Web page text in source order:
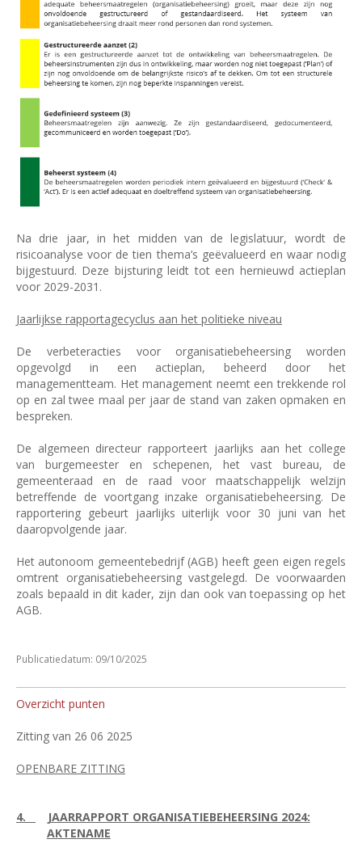
Na drie jaar, in het midden van de legislatuur, wordt de
risicoanalyse voor de tien thema’s geëvalueerd en waar nodig
bijgestuurd. Deze bijsturing leidt tot een hernieuwd actieplan
voor 2029-2031.
Jaarlijkse rapportagecyclus aan het politieke niveau
De verbeteracties voor organisatiebeheersing worden
opgevolgd in een actieplan, beheerd door het
managementteam. Het management neemt een trekkende rol
op en zal twee maal per jaar de stand van zaken opmaken en
bespreken.
De algemeen directeur rapporteert jaarlijks aan het college
van burgemeester en schepenen, het vast bureau, de
gemeenteraad en de raad voor maatschappelijk welzijn
betreffende de voortgang inzake organisatiebeheersing. De
rapportering gebeurt jaarlijks uiterlijk voor 30 juni van het
daaropvolgende jaar.
Het autonoom gemeentebedrijf (AGB) heeft geen eigen regels
omtrent organisatiebeheersing vastgelegd. De voorwaarden
zoals bepaald in dit kader, zijn dan ook van toepassing op het
AGB.
Publicatiedatum: 09/10/2025
Overzicht punten
Zitting van 26 06 2025
OPENBARE ZITTING
4.
JAARRAPPORT ORGANISATIEBEHEERSING 2024:
AKTENAME